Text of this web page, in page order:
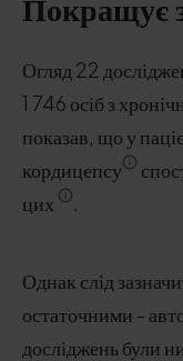
Покращує
Огляд 22
1 746 осіб з
показав, що у
кордицепсу
цих
.
Однак слід
остаточними -
досліджень були